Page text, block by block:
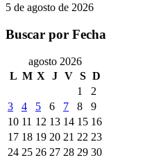
5 de agosto de 2026
Buscar por Fecha
agosto 2026
L M X J V S D
1
2
3
4 5 6 7 8
9
10 11 12 13 14 15 16
17 18 19 20 21 22 23
24 25 26 27 28 29 30